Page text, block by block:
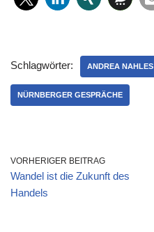
Schlagwörter: ANDREA NAHLES
NÜRNBERGER GESPRÄCHE
VORHERIGER BEITRAG
Wandel ist die Zukunft des
Handels